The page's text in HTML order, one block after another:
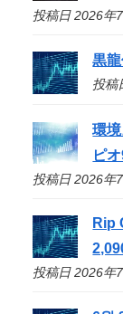
投稿日 2026年
黒
投稿
環
ピ
投稿日 2026年
Rip
投稿日 2026年